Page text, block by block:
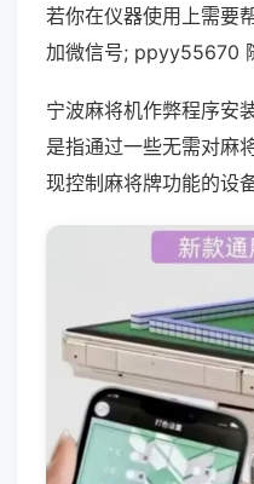
若你在仪器使用上需要
加微信号; ppyy55670
宁波麻将机作弊程序安
是指通过一些无需对麻
现控制麻将牌功能的设